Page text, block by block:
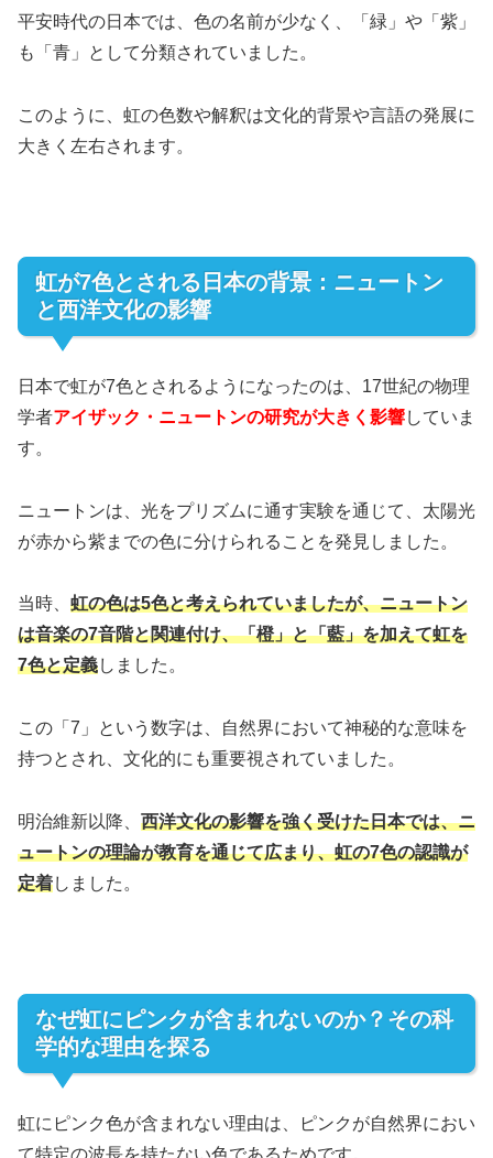
平安時代の日本では、色の名前が少なく、「緑」や「紫」
も「青」として分類されていました。
このように、虹の色数や解釈は文化的背景や言語の発展に
大きく左右されます。
虹が7色とされる日本の背景：ニュートン
と西洋文化の影響
日本で虹が7色とされるようになったのは、17世紀の物理
学者アイザック・ニュートンの研究が大きく影響していま
す。
ニュートンは、光をプリズムに通す実験を通じて、太陽光
が赤から紫までの色に分けられることを発見しました。
当時、 虹の色は5色と考えられていましたが、ニュートン
は音楽の7音階と関連付け、「橙」と「藍」を加えて虹を
7色と定義しました。
この「7」という数字は、自然界において神秘的な意味を
持つとされ、文化的にも重要視されていました。
明治維新以降、 西洋文化の影響を強く受けた日本では、ニ
ュートンの理論が教育を通じて広まり、虹の7色の認識が
定着しました。
なぜ虹にピンクが含まれないのか？その科
学的な理由を探る
虹にピンク色が含まれない理由は、ピンクが自然界におい
て特定の波長を持たない色であるためです。